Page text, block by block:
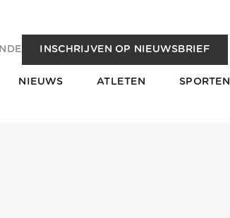
DE INSCHRIJVEN OP NIEUWSBRIEF
NIEUWS ATLETEN SPORTEN